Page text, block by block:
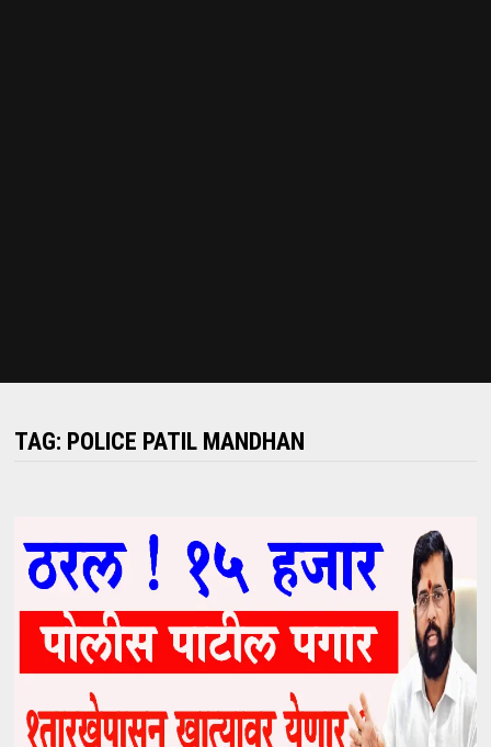
TAG: POLICE PATIL MANDHAN